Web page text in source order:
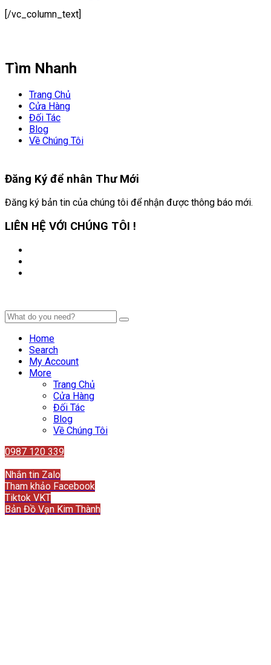
[/vc_column_text]
Tìm Nhanh
Trang Chủ
Cửa Hàng
Đối Tác
Blog
Về Chúng Tôi
Đăng Ký để nhân Thư Mới
Đăng ký bản tin của chúng tôi để nhận được thông báo mới.
LIÊN HỆ VỚI CHÚNG TÔI !
Home
Search
My Account
More
Trang Chủ
Cửa Hàng
Đối Tác
Blog
Về Chúng Tôi
0987 120 339
Nhắn tin Zalo
Tham khảo Facebook
Tiktok VKT
Bản Đồ Vạn Kim Thành